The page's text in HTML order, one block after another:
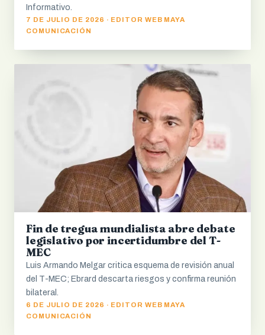
Informativo.
7 DE JULIO DE 2026 · EDITOR WEB MAYA
COMUNICACIÓN
Fin de tregua mundialista abre debate
legislativo por incertidumbre del T-
MEC
Luis Armando Melgar critica esquema de revisión anual
del T-MEC; Ebrard descarta riesgos y confirma reunión
bilateral.
6 DE JULIO DE 2026 · EDITOR WEB MAYA
COMUNICACIÓN